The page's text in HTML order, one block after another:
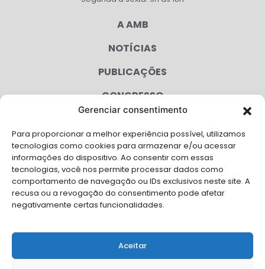
Gerenciar consentimento
Para proporcionar a melhor experiência possível, utilizamos
tecnologias como cookies para armazenar e/ou acessar
informações do dispositivo. Ao consentir com essas
tecnologias, você nos permite processar dados como
comportamento de navegação ou IDs exclusivos neste site. A
recusa ou a revogação do consentimento pode afetar
negativamente certas funcionalidades.
Aceitar
A AMB
NOTÍCIAS
PUBLICAÇÕES
CONGRESSO
CAMPANHAS
SERVIÇOS
FILIADAS
FALE CONOSCO
Solicite Apoio Institucional da AMB para o seu evento